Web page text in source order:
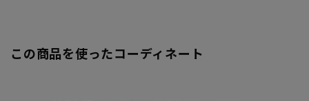
この商品を使ったコーディネート